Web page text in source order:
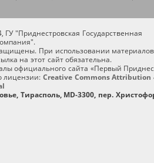
ГУ "Приднестровская Государственная
При использовании
на этот сайт обязательна.
официального сайта «Первый
лицензии: Creative Commons Attribution
Тирасполь, MD-3300, пер.